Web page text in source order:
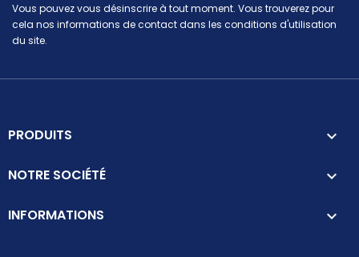
Vous pouvez vous désinscrire à tout moment. Vous trouverez pour
cela nos informations de contact dans les conditions d'utilisation
du site.
PRODUITS 
NOTRE SOCIÉTÉ 
INFORMATIONS keyboard_arrow_down